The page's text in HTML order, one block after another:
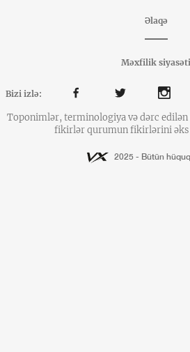
Əlaqə
Məxfilik siyasəti
Bizi izlə:
Toponimlər, terminologiya və dərc
fikirlər qurumun fikirlərini əks
2025 - Bütün